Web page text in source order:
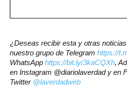
¿Deseas recibir esta y otras
nuestro grupo de Telegram https://
WhatsApp https://bit.ly/3kaCQXh,
en Instagram @diariolaverdad y en
Twitter @laverdadweb